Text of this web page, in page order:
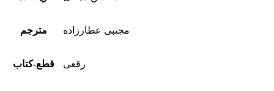
مترجم مجتبی عطارزاده
قطع-کتاب رقعی